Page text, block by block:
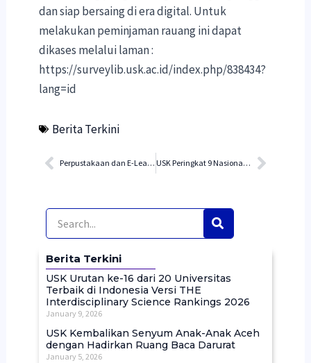
dan siap bersaing di era digital. Untuk
melakukan peminjaman rauang ini dapat
dikases melalui laman :
https://surveylib.usk.ac.id/index.php/838434?
lang=id
Berita Terkini
Prev Perpustakaan dan E-Learning USK Lakukan Pengabdian Masyarakat di Kecamatan Leupung: Fokus pada Pembinaan Perpustakaan Gampong USK Peringkat 9 Nasional versi THE World University Rankings Tahun 2026 Next
Berita Terkini
USK Urutan ke-16 dari 20 Universitas
Terbaik di Indonesia Versi THE
Interdisciplinary Science Rankings 2026
January 9, 2026
USK Kembalikan Senyum Anak-Anak Aceh
dengan Hadirkan Ruang Baca Darurat
January 5, 2026